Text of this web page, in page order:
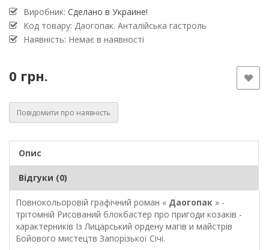
Виробник: Сделано в Украине!
Код товару: Даогопак. Анталійська гастроль
Наявність: Немає в наявності
0 грн.
Повідомити про наявність
Опис
Відгуки (0)
Повнокольоровій графічний роман « Даогопак » -
трітомній Рисований блокбастер про пригоди козаків -
характерників Із Лицарський ордену магів и майстрів
Бойового мистецтв Запорізької Січі.